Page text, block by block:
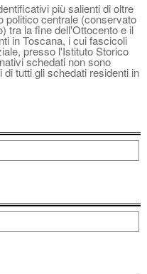
più salienti di oltre
politico centrale (conservato
tra la fine dell'Ottocento e il
in Toscana, i cui fascicoli
presso l'Istituto Storico
schedati non sono
tutti gli schedati residenti in